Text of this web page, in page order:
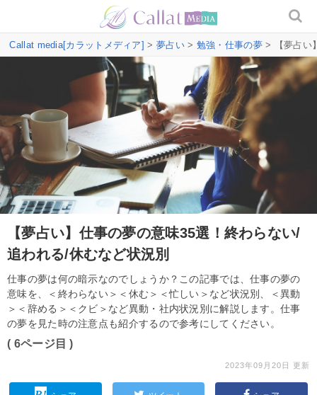
Callat media[カラットメディア] > 夢占い> 勉強・仕事の夢> 【夢占い
【夢占い】仕事の夢の意味35選！終わらない/
追われる/休むなど状況別
仕事の夢は何の暗示なのでしょうか？この記事では、仕事の夢の
意味を、＜終わらない＞＜休む＞＜忙しい＞など状況別、＜異動
＞＜辞める＞＜クビ＞など異動・社内状況別に解説します。仕事
の夢を見た時の注意点も紹介するので参考にしてください。
( 6ページ目 )
2023年09月20日 更新